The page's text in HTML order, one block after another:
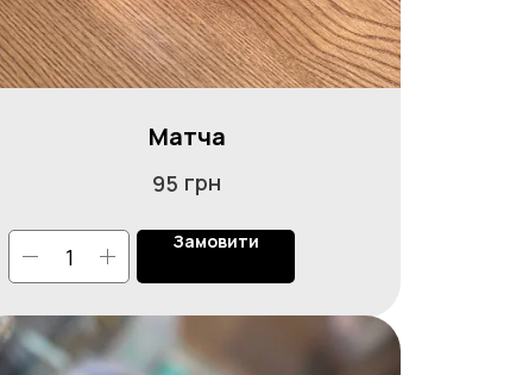
Матча
95 грн
Замовити